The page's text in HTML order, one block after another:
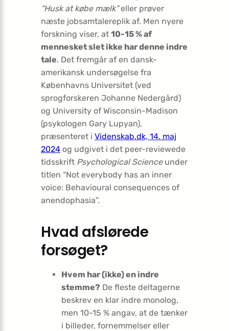
“Husk at købe mælk”eller prøver
næste jobsamtale­replik af. Men nyere
forskning viser, at 10-15 % af
mennesket slet ikke har denne indre
tale. Det fremgår af en dansk-
amerikansk undersøgelse fra
Københavns Universitet (ved
sprogforskeren Johanne Nedergård)
og University of Wisconsin-Madison
(psykologen Gary Lupyan),
præsenteret i Videnskab.dk, 14. maj
2024 og udgivet i det peer-reviewede
tidsskrift Psychological Scienceunder
titlen “Not everybody has an inner
voice: Behavioural consequences of
anendophasia”.
Hvad afslørede
forsøget?
Hvem har (ikke) en indre
stemme? De fleste deltagerne
beskrev en klar indre monolog,
men 10-15 % angav, at de tænker
i billeder, fornemmelser eller